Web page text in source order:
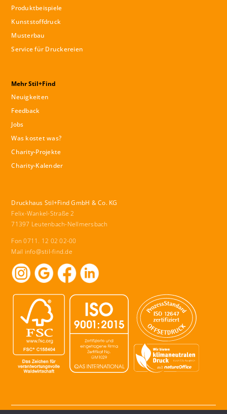
Produktbeispiele
Kunststoffdruck
Musterbau
Service für Druckereien
Mehr Stil+Find
Neuigkeiten
Feedback
Jobs
Was kostet was?
Charity-Projekte
Charity-Kalender
Druckhaus Stil+Find GmbH & Co. KG
Felix-Wankel-Straße 2
71397 Leutenbach-Nellmersbach
Fon 0711. 12 02 02-00
Mail info@stil-find.de